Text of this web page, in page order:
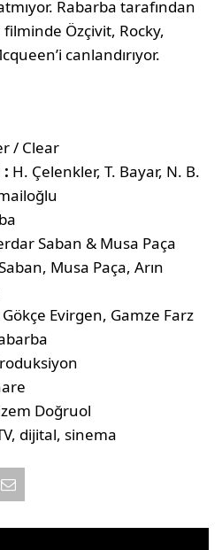
Rabarba tarafından
Özçivit, Rocky,
canlandırıyor.
/ Clear
: H. Çelenkler, T. Bayar, N. B.
Saban & Musa Paça
Musa Paça, Arın
Gökçe Evirgen, Gamze Farz
Doğruol
dijital, sinema